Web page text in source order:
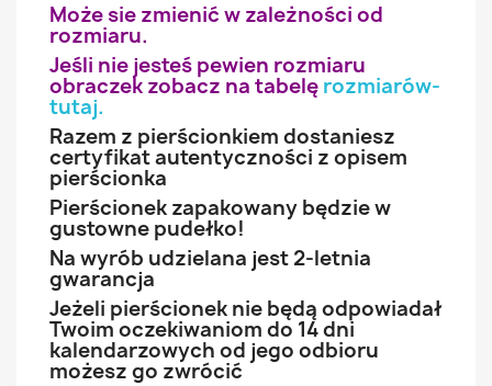
Może sie zmienić w zależności od
rozmiaru.
Jeśli nie jesteś pewien rozmiaru
obraczek zobacz na tabelę rozmiarów-
tutaj.
Razem z pierścionkiem dostaniesz
certyfikat autentyczności z opisem
pierścionka
Pierścionek zapakowany będzie w
gustowne pudełko!
Na wyrób udzielana jest 2-letnia
gwarancja
Jeżeli pierścionek nie będą odpowiadał
Twoim oczekiwaniom do 14 dni
kalendarzowych od jego odbioru
możesz go zwrócić